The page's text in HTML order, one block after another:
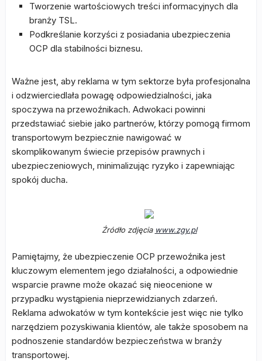
Tworzenie wartościowych treści informacyjnych dla
branży TSL.
Podkreślanie korzyści z posiadania ubezpieczenia
OCP dla stabilności biznesu.
Ważne jest, aby reklama w tym sektorze była profesjonalna
i odzwierciedlała powagę odpowiedzialności, jaka
spoczywa na przewoźnikach. Adwokaci powinni
przedstawiać siebie jako partnerów, którzy pomogą firmom
transportowym bezpiecznie nawigować w
skomplikowanym świecie przepisów prawnych i
ubezpieczeniowych, minimalizując ryzyko i zapewniając
spokój ducha.
Źródło zdjęcia www.zgy.pl
Pamiętajmy, że ubezpieczenie OCP przewoźnika jest
kluczowym elementem jego działalności, a odpowiednie
wsparcie prawne może okazać się nieocenione w
przypadku wystąpienia nieprzewidzianych zdarzeń.
Reklama adwokatów w tym kontekście jest więc nie tylko
narzędziem pozyskiwania klientów, ale także sposobem na
podnoszenie standardów bezpieczeństwa w branży
transportowej.